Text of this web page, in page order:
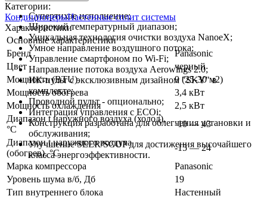
Супертихое исполнение;
Широкий температурный диапазон;
Уникальная технология очистки воздуха NanoeX;
Умное направление воздушного потока;
Управление смартфоном по Wi-Fi;
Направление потока воздуха Aerowings 2.0;
ИК-пульт с эксклюзивным дизайном "SKY" в
комплекте;
Проводной пульт - опционально;
Интеграция управления с ECOi;
Конструкция разработана для облегчения установки и
обслуживания;
Улучшение SEER/SCOP для достижения высочайшего
класса энергоэффективности.
Категории:
КондиционерыНастенные сплит системы
Характеристики
Основные характеристики
Бренд
Panasonic
Цвет
черный
Мощность (BTU)
9 (25-30 м2)
Мощность обогрева
3,4 кВт
Мощность охлаждения
2,5 кВт
Диапазон t наружного воздуха (холод),
°C
-10 — 43
Диапазон t наружного воздуха
(обогрев), °C
-15 — 24
Марка компрессора
Panasonic
Уровень шума в/б, Дб
19
Тип внутреннего блока
Настенный